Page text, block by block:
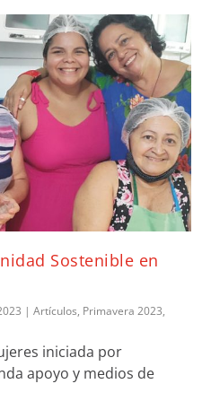
Sostenible en
|Artículos, Primavera 2023,
iniciada por
apoyo y medios de